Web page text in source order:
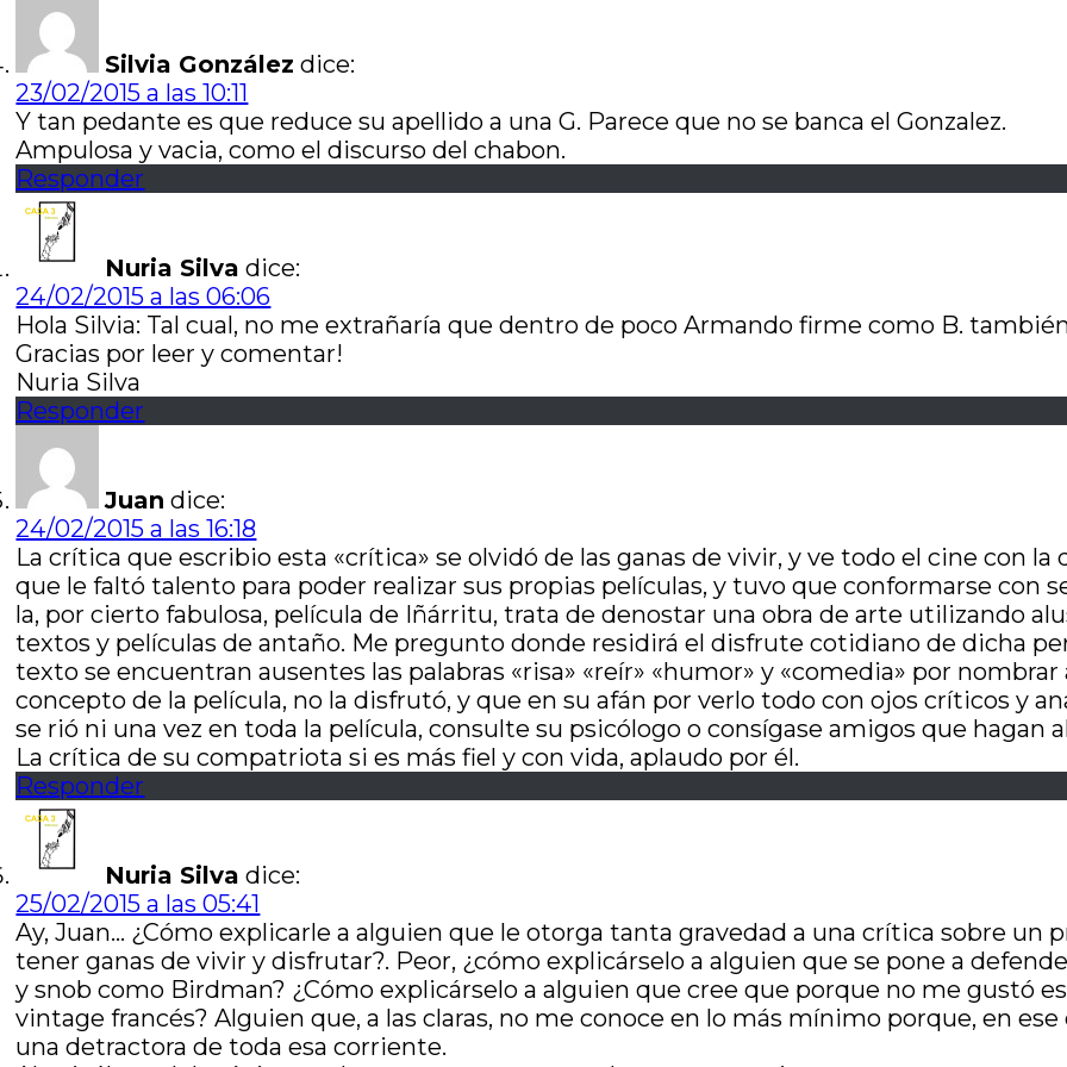
Silvia González dice:
23/02/2015 a las 10:11
Y tan pedante es que reduce su apellido a una G. Parece que no se banca el Gonzalez.
Ampulosa y vacia, como el discurso del chabon.
Responder
Nuria Silva dice:
24/02/2015 a las 06:06
Hola Silvia: Tal cual, no me extrañaría que dentro de poco Armando firme como B.
Gracias por leer y comentar!
Nuria Silva
Responder
Juan dice:
24/02/2015 a las 16:18
La crítica que escribio esta «crítica» se olvidó de las ganas de vivir, y ve todo el cine con
que le faltó talento para poder realizar sus propias películas, y tuvo que conformarse con
la, por cierto fabulosa, película de Iñárritu, trata de denostar una obra de arte utilizando
textos y películas de antaño. Me pregunto donde residirá el disfrute cotidiano de dicha
texto se encuentran ausentes las palabras «risa» «reír» «humor» y «comedia» por
concepto de la película, no la disfrutó, y que en su afán por verlo todo con ojos críticos y
se rió ni una vez en toda la película, consulte su psicólogo o consígase amigos que
La crítica de su compatriota si es más fiel y con vida, aplaudo por él.
Responder
Nuria Silva dice:
25/02/2015 a las 05:41
Ay, Juan… ¿Cómo explicarle a alguien que le otorga tanta gravedad a una crítica sobre un
tener ganas de vivir y disfrutar?. Peor, ¿cómo explicárselo a alguien que se pone a
y snob como Birdman? ¿Cómo explicárselo a alguien que cree que porque no me gustó
vintage francés? Alguien que, a las claras, no me conoce en lo más mínimo porque, en
una detractora de toda esa corriente.